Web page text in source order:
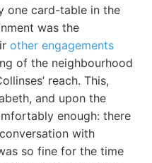
one card-table in the
was the
other engagements
of the neighbourhood
reach. This,
and upon the
enough: there
with
so fine for the time